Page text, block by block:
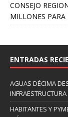
CONSEJO
MILLONES
ENTRADAS
AGUAS DÉCIMA
HABITANTES Y